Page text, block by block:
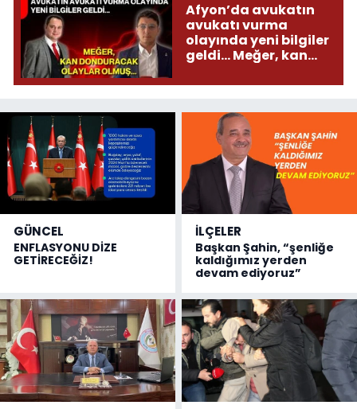
Afyon’da avukatın
avukatı vurma
olayında yeni bilgiler
geldi... Meğer, kan
olmuş...
GÜNCEL
ENFLASYONU DİZE
GETİRECEĞİZ!
İLÇELER
Başkan Şahin, “şenliğe
kaldığımız yerden
devam ediyoruz”